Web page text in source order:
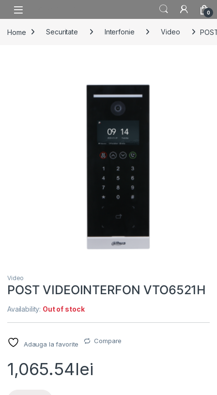
Skip to navigation
Skip to content
0
Home Securitate Interfonie Video
Video
POST VIDEOINTERFON VTO6521H
Availability: Out of stock
Adauga la favorite Compare
1,065.54lei